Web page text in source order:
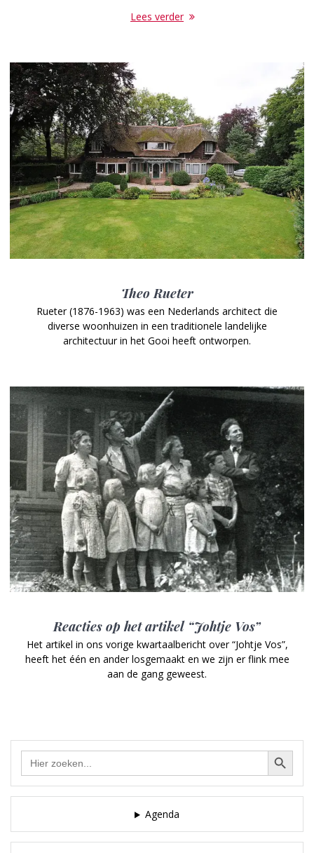
Lees verder
Theo Rueter
Rueter (1876-1963) was een Nederlands architect die
diverse woonhuizen in een traditionele landelijke
architectuur in het Gooi heeft ontworpen.
Reacties op het artikel “Johtje Vos”
Het artikel in ons vorige kwartaalbericht over “Johtje Vos”,
heeft het één en ander losgemaakt en we zijn er flink mee
aan de gang geweest.
Zoek Zoekknop
Agenda